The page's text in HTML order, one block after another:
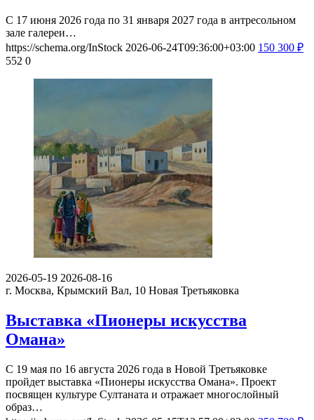
С 17 июня 2026 года по 31 января 2027 года в антресольном
зале галереи…
https://schema.org/InStock 2026-06-24T09:36:00+03:00 150 300 ₽
552 0
2026-05-19 2026-08-16
г. Москва, Крымский Вал, 10 Новая Третьяковка
Выставка «Пионеры искусства
Омана»
С 19 мая по 16 августа 2026 года в Новой Третьяковке
пройдет выставка «Пионеры искусства Омана». Проект
посвящен культуре Султаната и отражает многослойный
образ…